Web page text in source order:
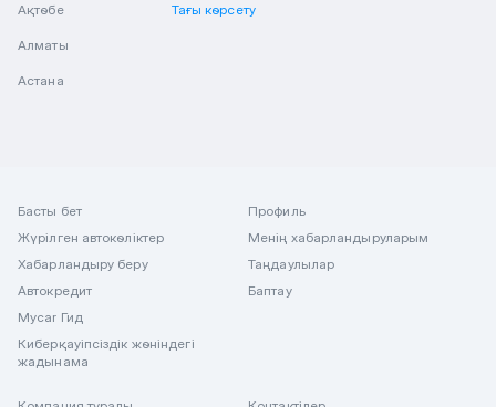
Ақтөбе
Алматы
Астана
Тағы көрсету
Басты бет
Жүрілген автокөліктер
Хабарландыру беру
Автокредит
Mycar Гид
Киберқауіпсіздік жөніндегі
жадынама
Профиль
Менің хабарландыруларым
Таңдаулылар
Баптау